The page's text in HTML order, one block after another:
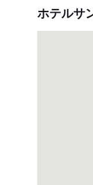
ホテルサ